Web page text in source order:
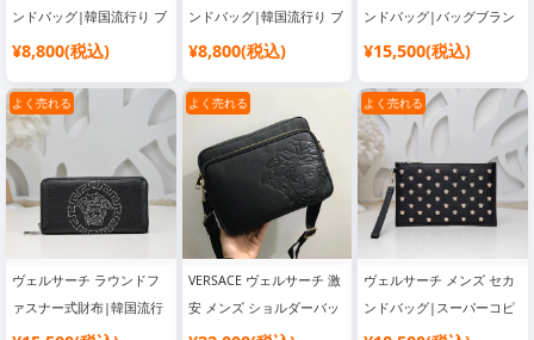
ンドバッグ|韓国流行り ブ
ランドバッグ
¥8,800(税込)
ンドバッグ|韓国流行り ブ
ランドバッグ
¥8,800(税込)
ンドバッグ|バッグブラン
ド レディース
¥15,500(税込)
よく売れる
ヴェルサーチ ラウンドフ
ァスナー式財布|韓国流行
り ブランドバッグ
よく売れる
VERSACE ヴェルサーチ 激
安 メンズ ショルダーバッ
グ|人気 ブランド バッグ
よく売れる
ヴェルサーチ メンズ セカ
ンドバッグ|スーパーコピ
ー 優良サイト